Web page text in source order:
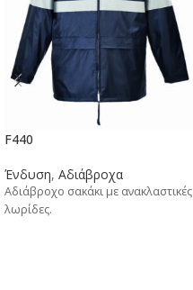
F440
Ένδυση, Αδιάβροχα
Αδιάβροχο σακάκι με ανακλαστικές
λωρίδες.